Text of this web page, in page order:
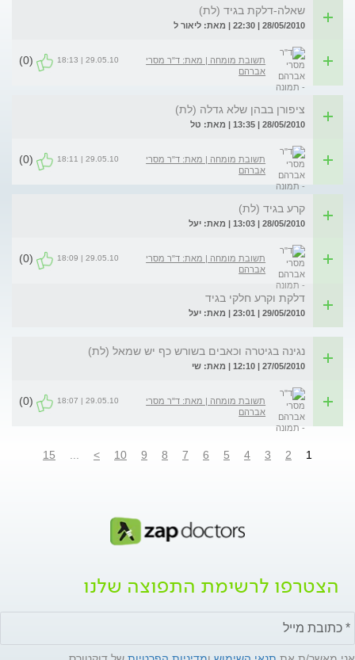
שאלה-דלקת בגיד (לת)
28/05/2010 | 22:30 | מאת: ליאור ל
תשובת מומחה | מאת: ד"ר מסרי
אברהם
29.05.10 | 18:13
(0)
ציפורן בבהן שלא גדלה (לת)
28/05/2010 | 13:35 | מאת: טל
תשובת מומחה | מאת: ד"ר מסרי
אברהם
29.05.10 | 18:11
(0)
קרע בגיד (לת)
28/05/2010 | 13:03 | מאת: יעל
תשובת מומחה | מאת: ד"ר מסרי
אברהם
29.05.10 | 18:09
(0)
דלקת וקרע חלקי בגיד
29/05/2010 | 23:01 | מאת: יעל
נגינה בגיטרה וכאבים בשורש כף יש שמאל (לת)
27/05/2010 | 12:10 | מאת: שי
תשובת מומחה | מאת: ד"ר מסרי
אברהם
29.05.10 | 18:07
(0)
1
2
3
4
5
6
7
8
9
10
>
15
הצטרפו לרשימת התפוצה שלנו